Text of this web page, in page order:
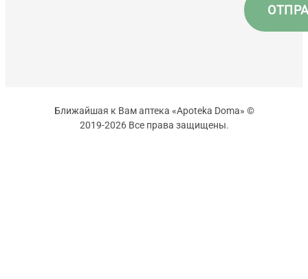
Ближайшая к Вам аптека «Apoteka Doma» ©
2019-2026 Все права защищены.